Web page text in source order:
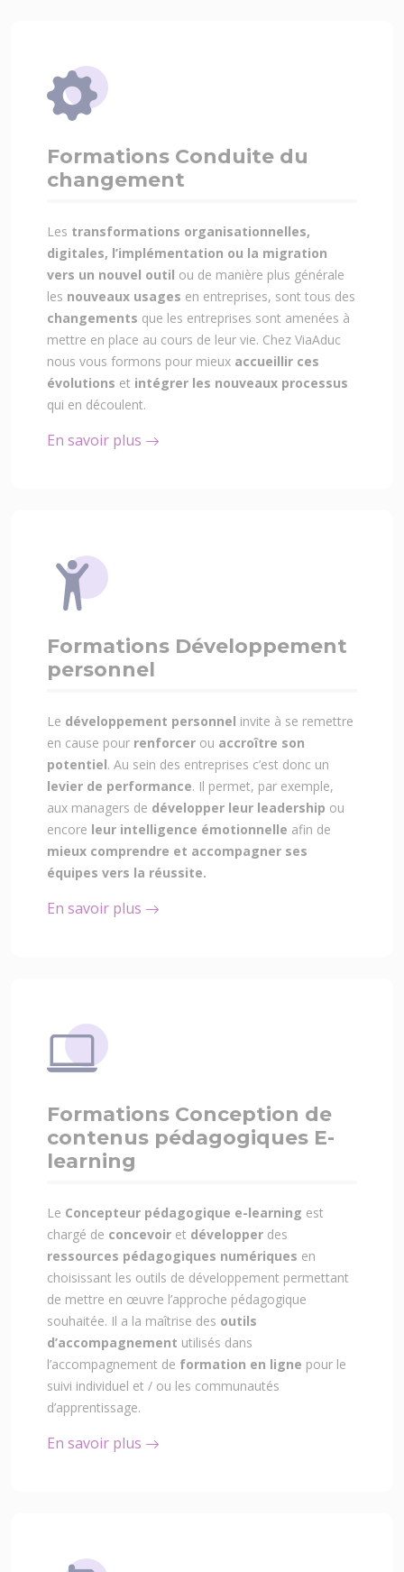
Formations Conduite du
changement
Les transformations organisationnelles,
digitales, l’implémentation ou la migration
vers un nouvel outil ou de manière plus générale
les nouveaux usages en entreprises, sont tous des
changements que les entreprises sont amenées à
mettre en place au cours de leur vie. Chez ViaAduc
nous vous formons pour mieux accueillir ces
évolutions et intégrer les nouveaux processus
qui en découlent.
En savoir plus
Formations Développement
personnel
Le développement personnel invite à se remettre
en cause pour renforcer ou accroître son
potentiel. Au sein des entreprises c’est donc un
levier de performance. Il permet, par exemple,
aux managers de développer leur leadership ou
encore leur intelligence émotionnelle afin de
mieux comprendre et accompagner ses
équipes vers la réussite.
En savoir plus
Formations Conception de
contenus pédagogiques E-
learning
Le Concepteur pédagogique e-learning est
chargé de concevoir et développer des
ressources pédagogiques numériques en
choisissant les outils de développement permettant
de mettre en œuvre l’approche pédagogique
souhaitée. Il a la maîtrise des outils
d’accompagnement utilisés dans
l’accompagnement de formation en ligne pour le
suivi individuel et / ou les communautés
d’apprentissage.
En savoir plus